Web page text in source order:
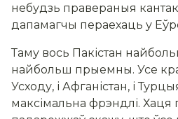
небудзь правераныя
дапамагчы пераехаць у
Таму вось Пакістан
найбольш прыемны. Усе
Усходу, і Афганістан, і
максімальна фрэндлі. Хаця